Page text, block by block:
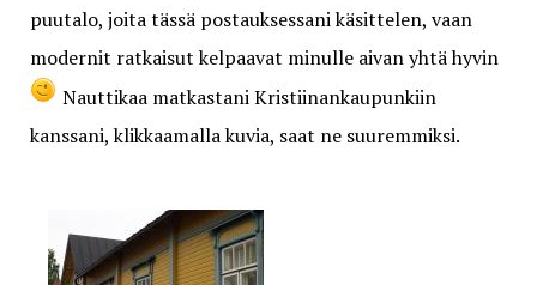
puutalo, joita tässä postauksessani käsittelen, vaan
modernit ratkaisut kelpaavat minulle aivan yhtä hyvin
Nauttikaa matkastani Kristiinankaupunkiin
kanssani, klikkaamalla kuvia, saat ne suuremmiksi.